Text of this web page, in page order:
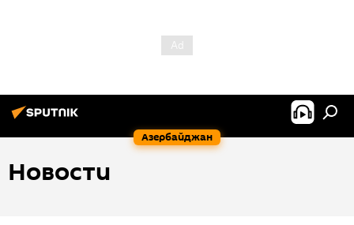
Азербайджан
Новости